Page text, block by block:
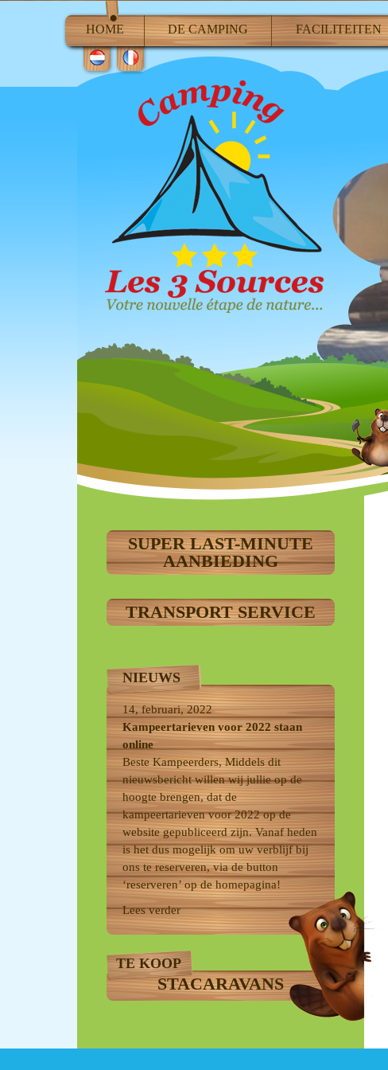
HOME DE CAMPING FACILITEITEN
SUPER LAST-MINUTE
AANBIEDING
TRANSPORT SERVICE
NIEUWS
14, februari, 2022
Kampeertarieven voor 2022 staan
online
Beste Kampeerders, Middels dit
nieuwsbericht willen wij jullie op de
hoogte brengen, dat de
kampeertarieven voor 2022 op de
website gepubliceerd zijn. Vanaf heden
is het dus mogelijk om uw verblijf bij
ons te reserveren, via de button
‘reserveren’ op de homepagina!
Lees verder
TE KOOP
STACARAVANS